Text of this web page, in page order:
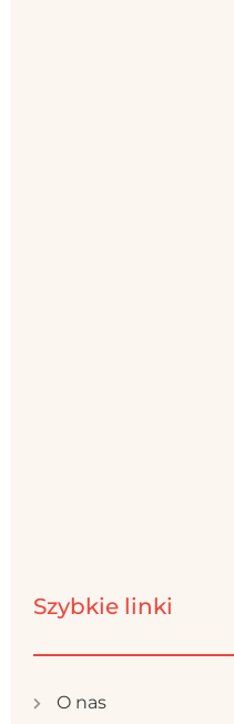
Szybkie linki
O nas